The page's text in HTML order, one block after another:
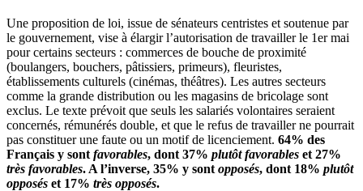
Une proposition de loi, issue de sénateurs centristes et soutenue par
le gouvernement, vise à élargir l’autorisation de travailler le 1er mai
pour certains secteurs : commerces de bouche de proximité
(boulangers, bouchers, pâtissiers, primeurs), fleuristes,
établissements culturels (cinémas, théâtres). Les autres secteurs
comme la grande distribution ou les magasins de bricolage sont
exclus. Le texte prévoit que seuls les salariés volontaires seraient
concernés, rémunérés double, et que le refus de travailler ne pourrait
pas constituer une faute ou un motif de licenciement. 64% des
Français y sont favorables, dont 37% plutôt favorables et 27%
très favorables. A l’inverse, 35% y sont opposés, dont 18% plutôt
opposés et 17% très opposés.